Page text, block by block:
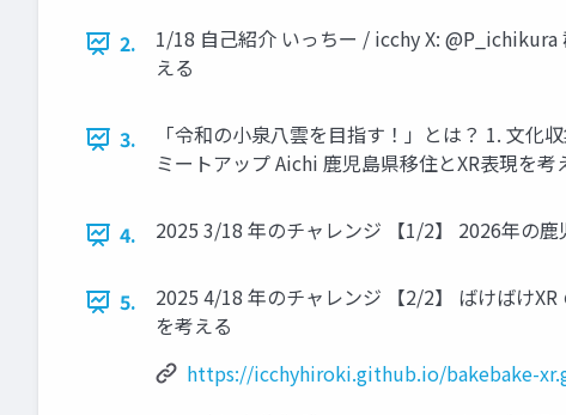
2.
1/18 自己紹介 いっちー / icchy X:
える
3.
「令和の小泉八雲を目指す！」とは？ 1. 文化
ミートアップ Aichi 鹿児島県移住とXR表現を考
4. 2025 3/18 年のチャレンジ 【1/2】 2026年の
5.
2025 4/18 年のチャレンジ 【2/2】 ばけばけ
を考える
https://icchyhiroki.github.io/bakebake-